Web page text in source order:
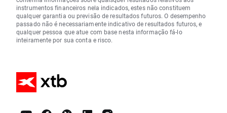
instrumentos financeiros nela indicados, estes não constituem
qualquer garantia ou previsão de resultados futuros. O desempenho
passado não é necessariamente indicativo de resultados futuros, e
qualquer pessoa que atue com base nesta informação fá-lo
inteiramente por sua conta e risco.